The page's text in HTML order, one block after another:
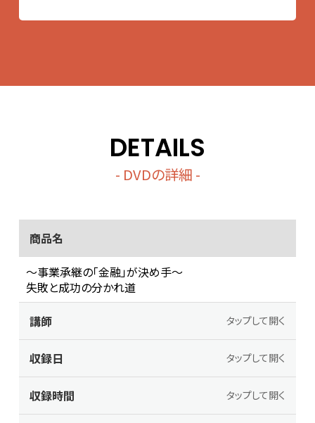
DETAILS
- DVDの詳細 -
商品名
～事業承継の「金融」が決め手～
失敗と成功の分かれ道
講師
タップして開く
収録日 タップして開く
収録時間 タップして開く